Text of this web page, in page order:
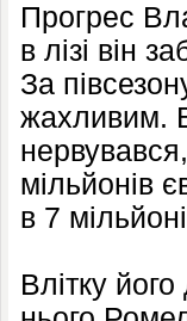
Прогрес
в лізі він
За
жахливим.
мільйонів
в 7
Влітку